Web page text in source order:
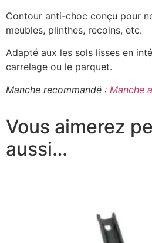
Contour anti-choc conçu pour
meubles, plinthes, recoins, etc.
Adapté aux les sols lisses en
carrelage ou le parquet.
Manche recommandé : Manche
Vous aimerez
aussi…